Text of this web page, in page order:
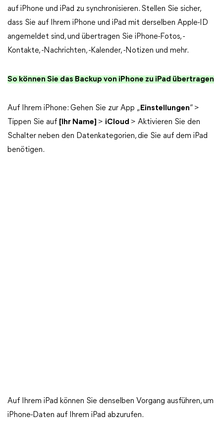
auf iPhone und iPad zu synchronisieren. Stellen Sie sicher,
dass Sie auf Ihrem iPhone und iPad mit derselben Apple-ID
angemeldet sind, und übertragen Sie iPhone-Fotos, -
Kontakte, -Nachrichten, -Kalender, -Notizen und mehr.
So können Sie das Backup von iPhone zu iPad übertragen
Auf Ihrem iPhone: Gehen Sie zur App „ Einstellungen“ >
Tippen Sie auf [Ihr Name] > iCloud > Aktivieren Sie den
Schalter neben den Datenkategorien, die Sie auf dem iPad
benötigen.
Auf Ihrem iPad können Sie denselben Vorgang ausführen, um
iPhone-Daten auf Ihrem iPad abzurufen.